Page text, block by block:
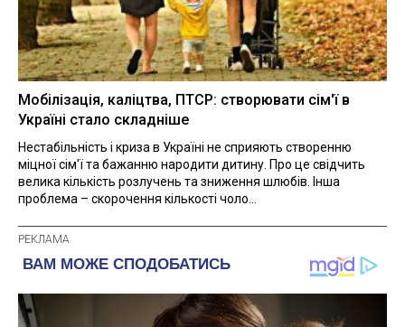
Мобілізація, каліцтва, ПТСР: створювати сім'ї в
Україні стало складніше
Нестабільність і криза в Україні не сприяють створенню
міцної сім'ї та бажанню народити дитину. Про це свідчить
велика кількість розлучень та зниження шлюбів. Інша
проблема – скорочення кількості чоло...